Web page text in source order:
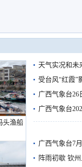
头渔船
天气实况和未
受台风“红霞”
有较强降雨
广西气象台26
广西气象台
预警
广西气象台7
阵雨初歇 钦